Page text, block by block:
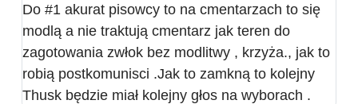
Do #1 akurat pisowcy to na cmentarzach to się
modlą a nie traktują cmentarz jak teren do
zagotowania zwłok bez modlitwy , krzyża., jak to
robią postkomunisci .Jak to zamkną to kolejny
Thusk będzie miał kolejny głos na wyborach .